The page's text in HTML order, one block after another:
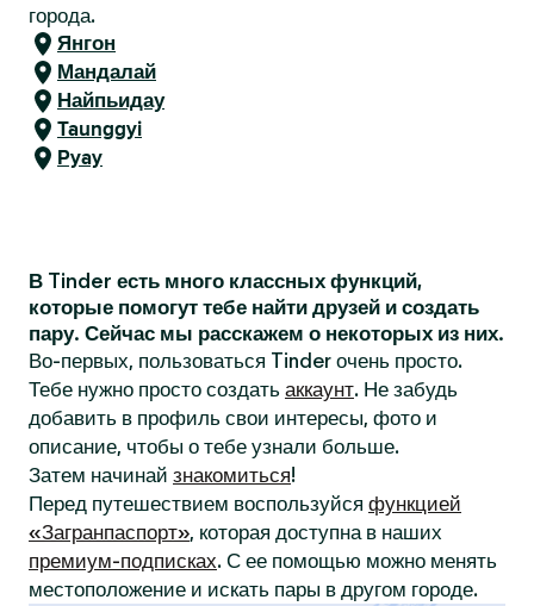
города.
Янгон
Мандалай
Найпьидау
Taunggyi
Pyay
В Tinder есть много классных функций,
которые помогут тебе найти друзей и создать
пару. Сейчас мы расскажем о некоторых из них.
Во-первых, пользоваться Tinder очень просто.
Тебе нужно просто создать аккаунт. Не забудь
добавить в профиль свои интересы, фото и
описание, чтобы о тебе узнали больше.
Затем начинай знакомиться!
Перед путешествием воспользуйся функцией
«Загранпаспорт», которая доступна в наших
премиум-подписках. С ее помощью можно менять
местоположение и искать пары в другом городе.